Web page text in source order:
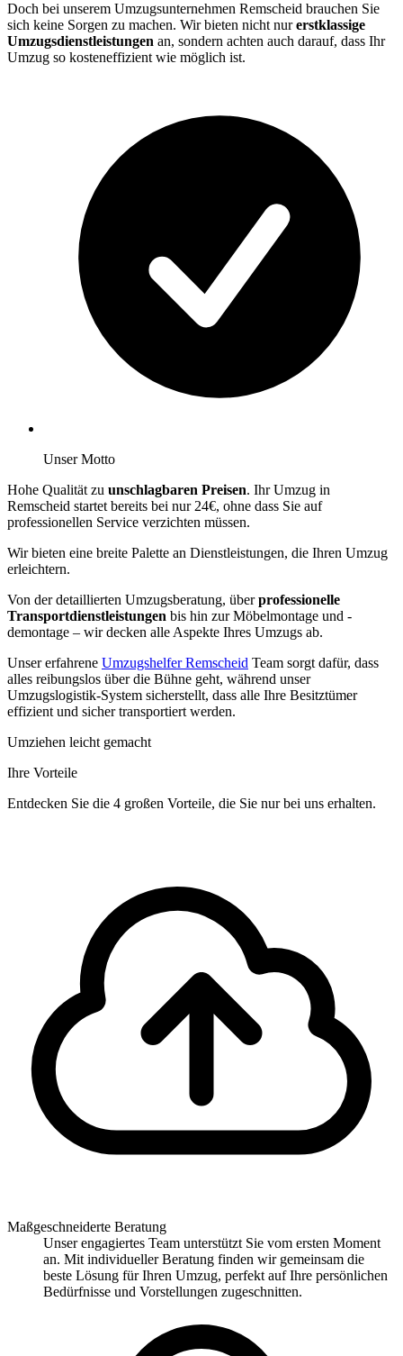
Doch bei unserem Umzugsunternehmen Remscheid brauchen Sie
sich keine Sorgen zu machen. Wir bieten nicht nurerstklassige
Umzugsdienstleistungen an, sondern achten auch darauf, dass Ihr
Umzug so kosteneffizient wie möglich ist.
Unser Motto
Hohe Qualität zu unschlagbaren Preisen. Ihr Umzug in
Remscheid startet bereits bei nur 24€, ohne dass Sie auf
professionellen Service verzichten müssen.
Wir bieten eine breite Palette an Dienstleistungen, die Ihren Umzug
erleichtern.
Von der detaillierten Umzugsberatung, überprofessionelle
Transportdienstleistungen bis hin zur Möbelmontage und -
demontage – wir decken alle Aspekte Ihres Umzugs ab.
Unser erfahrene Umzugshelfer Remscheid Team sorgt dafür, dass
alles reibungslos über die Bühne geht, während unser
Umzugslogistik-System sicherstellt, dass alle Ihre Besitztümer
effizient und sicher transportiert werden.
Umziehen leicht gemacht
Ihre Vorteile
Entdecken Sie die 4 großen Vorteile, die Sie nur bei uns erhalten.
Maßgeschneiderte Beratung
Unser engagiertes Team unterstützt Sie vom ersten Moment
an. Mit individueller Beratung finden wir gemeinsam die
beste Lösung für Ihren Umzug, perfekt auf Ihre persönlichen
Bedürfnisse und Vorstellungen zugeschnitten.